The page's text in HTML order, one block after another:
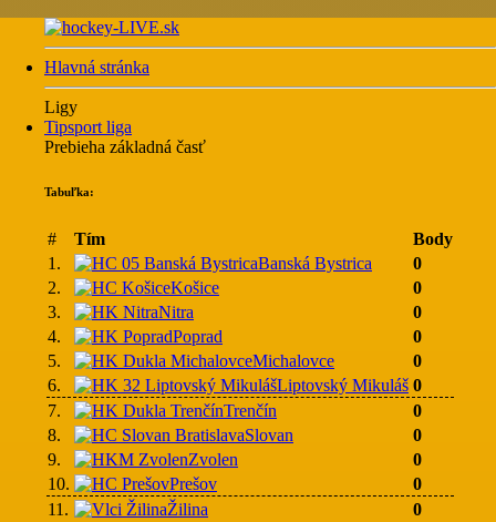
Hlavná stránka
Ligy
Tipsport liga
Prebieha základná časť
Tabuľka:
# Tím
Body
1.
Banská Bystrica
0
2.
Košice
0
3.
Nitra
0
4.
Poprad
0
5.
Michalovce
0
6.
Liptovský Mikuláš 0
7.
Trenčín
0
8.
Slovan
0
9.
Zvolen
0
10.
Prešov
0
11.
Žilina
0